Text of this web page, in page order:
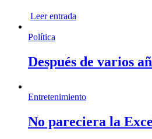
Leer entrada
Política
Después de varios
Entretenimiento
No pareciera la